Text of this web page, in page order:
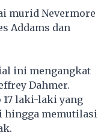
murid Nevermore
Addams dan
ini mengangkat
Dahmer.
laki-laki yang
hingga memutilasi